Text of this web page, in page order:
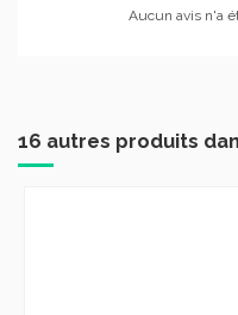
Aucun avis n'a
16 autres produits